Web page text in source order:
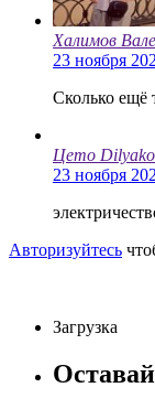
Халимов
23 ноября
Сколько ещё
Цето Dilyako
23 ноября
Авторизуйтесь
Загрузка